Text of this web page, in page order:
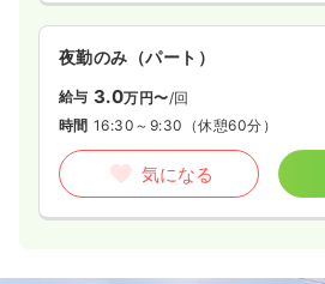
夜勤のみ（パート）
給与 3.0万円〜/回
時間 16:30～9:30 （休憩60分）
気になる